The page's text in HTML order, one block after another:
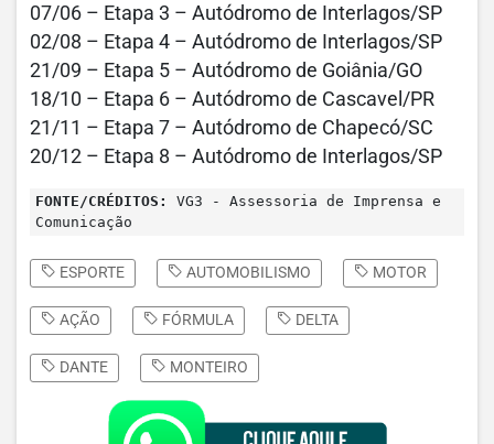
07/06 – Etapa 3 – Autódromo de Interlagos/SP
02/08 – Etapa 4 – Autódromo de Interlagos/SP
21/09 – Etapa 5 – Autódromo de Goiânia/GO
18/10 – Etapa 6 – Autódromo de Cascavel/PR
21/11 – Etapa 7 – Autódromo de Chapecó/SC
20/12 – Etapa 8 – Autódromo de Interlagos/SP
FONTE/CRÉDITOS:
VG3 - Assessoria de Imprensa e
Comunicação
ESPORTE AUTOMOBILISMO MOTOR
AÇÃO FÓRMULA DELTA
DANTE MONTEIRO